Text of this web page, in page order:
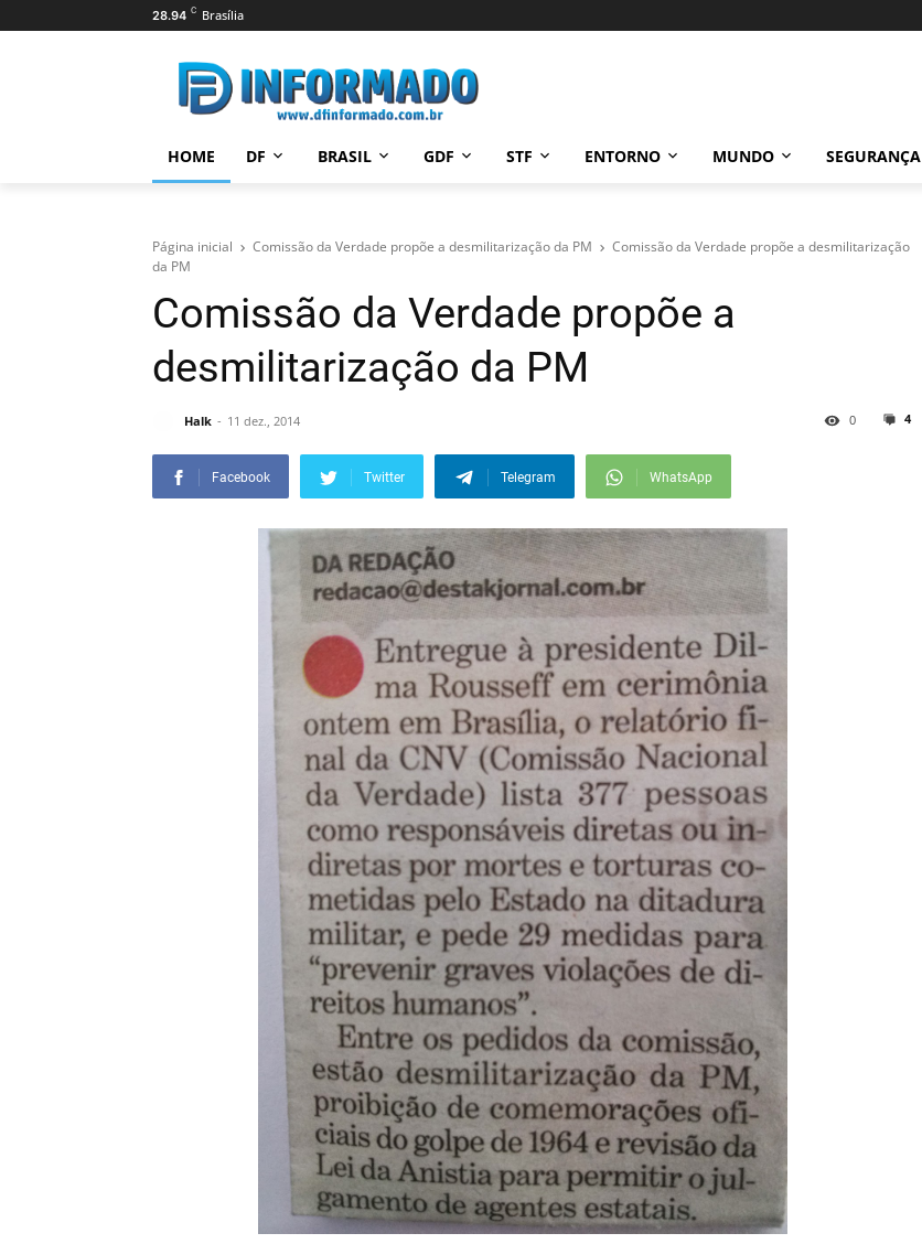
28.94 C Brasília
HOME DF BRASIL GDF STF ENTORNO MUNDO SEGURANÇA
Página inicial Comissão da Verdade propõe a desmilitarização da PM
Comissão da Verdade propõe a desmilitarização
da PM
Comissão da Verdade propõe a
desmilitarização da PM
Halk 11 dez., 2014 4
0
Facebook Twitter Telegram WhatsApp